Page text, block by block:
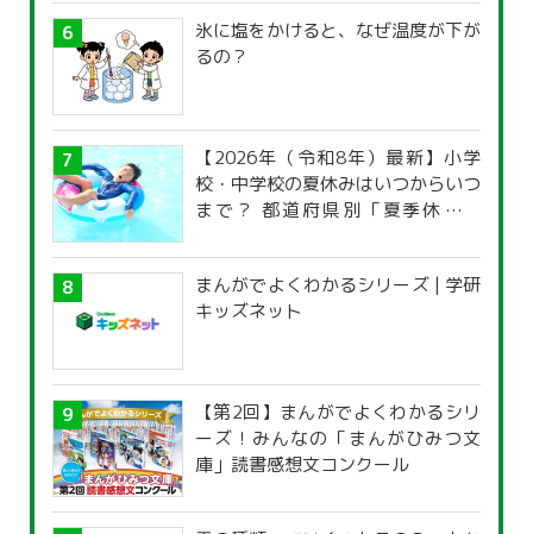
氷に塩をかけると、なぜ温度が下が
るの？
【2026年（令和8年）最新】小学
校・中学校の夏休みはいつからいつ
まで？ 都道府県別「夏季休暇一
まんがでよくわかるシリーズ | 学研
キッズネット
【第2回】まんがでよくわかるシリ
ーズ！みんなの「まんがひみつ文
庫」読書感想文コンクール